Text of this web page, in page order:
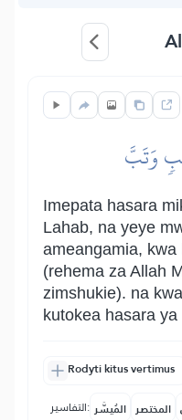
وَتَبَّ
Imepata hasara
Lahab, na yeye
ameangamia,
(rehema za Allah
zimshukie). na
kutokea hasara
Rodyti kitus vertimus
التفاسير: المُيسَّر المختصر